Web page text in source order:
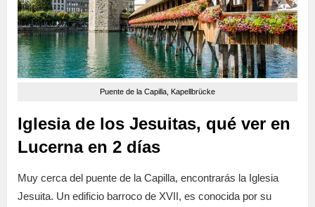
Puente de la Capilla, Kapellbrücke
Iglesia de los Jesuitas, qué ver en
Lucerna en 2 días
Muy cerca del puente de la Capilla, encontrarás la Iglesia
Jesuita. Un edificio barroco de XVII, es conocida por su